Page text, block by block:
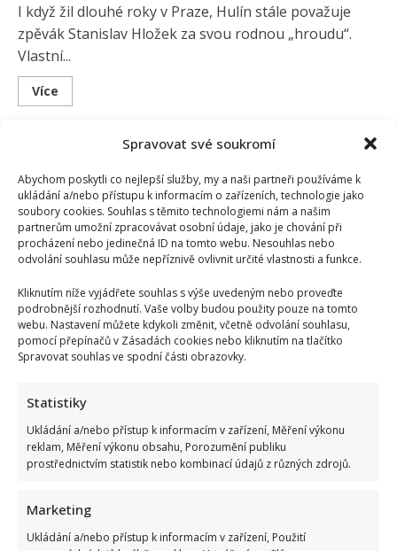
Spravovat své soukromí
Abychom poskytli co nejlepší služby, my a naši partneři používáme k
ukládání a/nebo přístupu k informacím o zařízeních, technologie jako
soubory cookies. Souhlas s těmito technologiemi nám a našim
partnerům umožní zpracovávat osobní údaje, jako je chování při
procházení nebo jedinečná ID na tomto webu. Nesouhlas nebo
odvolání souhlasu může nepříznivě ovlivnit určité vlastnosti a funkce.
Kliknutím níže vyjádřete souhlas s výše uvedeným nebo proveďte
podrobnější rozhodnutí. Vaše volby budou použity pouze na tomto
webu. Nastavení můžete kdykoli změnit, včetně odvolání souhlasu,
pomocí přepínačů v Zásadách cookies nebo kliknutím na tlačítko
Spravovat souhlas ve spodní části obrazovky.
Statistiky
Ukládání a/nebo přístup k informacím v zařízení, Měření výkonu
reklam, Měření výkonu obsahu, Porozumění publiku
prostřednictvím statistik nebo kombinací údajů z různých zdrojů.
Marketing
Ukládání a/nebo přístup k informacím v zařízení, Použití
I když žil dlouhé roky v Praze, Hulín stále považuje
zpěvák Stanislav Hložek za svou rodnou „hroudu“.
Vlastní...
Více
more
byt
v
Praze
i
rodinnou
vilu
v
Hulíně.
první
rodiny
ho
stále
trápí
Stanislava Hložka rozčílila zrada při natáčení filmu
Lenka Marousková
Stanislav Hložek je zpěvák, kterého si většina lidí
vybaví ve spojení s Petrem Kotvaldem a Hanou
Zagorovou....
VíceRead
more
about
Stanislava